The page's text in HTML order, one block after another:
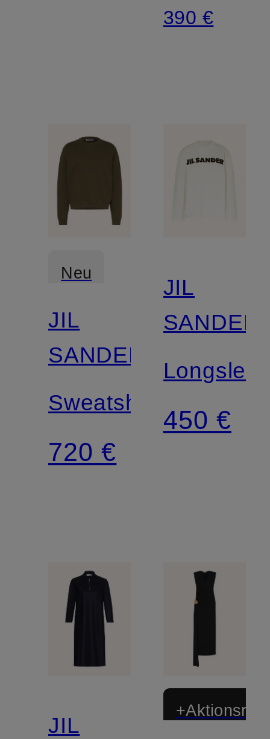
390 €
Neu
JIL
SANDER
Sweatshirt
720 €
JIL
SANDER
450 €
JIL